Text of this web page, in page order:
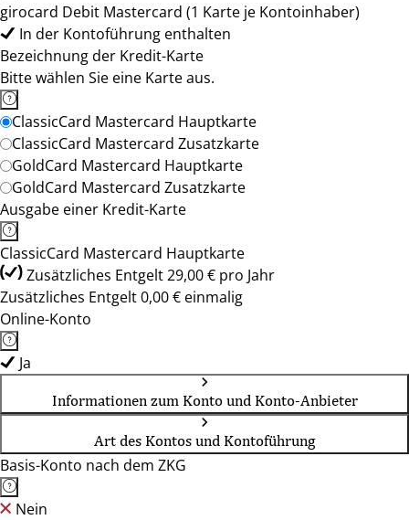
girocard Debit Mastercard (1 Karte je Kontoinhaber)
In der Kontoführung enthalten
Bezeichnung der Kredit-Karte
Bitte wählen Sie eine Karte aus.
ClassicCard Mastercard Hauptkarte
ClassicCard Mastercard Zusatzkarte
GoldCard Mastercard Hauptkarte
GoldCard Mastercard Zusatzkarte
Ausgabe einer Kredit-Karte
ClassicCard Mastercard Hauptkarte
Zusätzliches Entgelt 29,00 € pro Jahr
Zusätzliches Entgelt 0,00 € einmalig
Online-Konto
Ja
Informationen zum Konto und Konto-Anbieter
Art des Kontos und Kontoführung
Basis-Konto nach dem ZKG
Nein